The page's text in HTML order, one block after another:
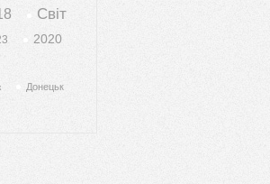
Світ
2020
Донецьк